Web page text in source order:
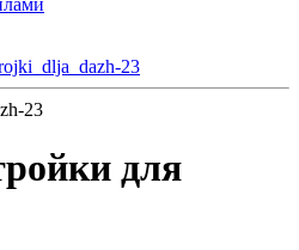
23
23
для